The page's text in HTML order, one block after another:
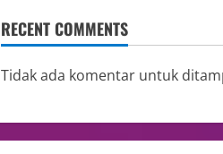
RECENT COMMENTS
Tidak ada komentar untuk